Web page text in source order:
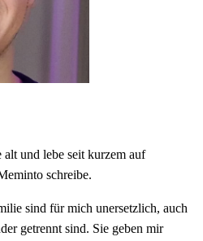
und lebe seit kurzem auf
schreibe.
sind für mich unersetzlich, auch
getrennt sind. Sie geben mir